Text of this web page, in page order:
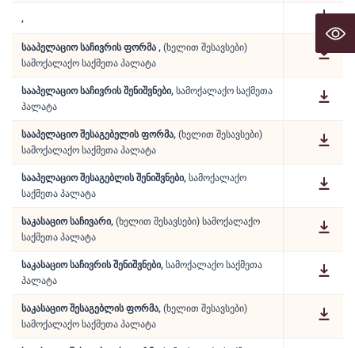
,
სააპელაციო საჩივრის ფორმა ,(ხელით შესავსები)
სამოქალაქო საქმეთა პალატა
სააპელაციო საჩივრის შენიშვნები,სამოქალაქო საქმეთა
პალატა
სააპელაციო შესაგებელის ფორმა,(ხელით შესავსები)
სამოქალაქო საქმეთა პალატა
სააპელაციო შესაგებლის შენიშვნები,სამოქალაქო
საქმეთა პალატა
საკასაციო საჩივარი,(ხელით შესავსები) სამოქალაქო
საქმეთა პალატა
საკასაციო საჩივრის შენიშვნები,სამოქალაქო საქმეთა
პალატა
საკასაციო შესაგებლის ფორმა,(ხელით შესავსები)
სამოქალაქო საქმეთა პალატა